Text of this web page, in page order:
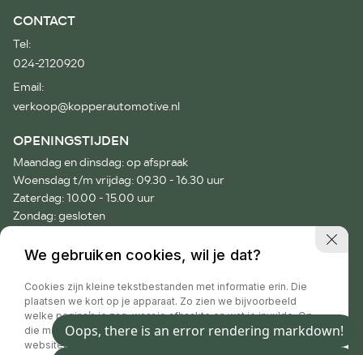
CONTACT
Tel:
024-2120920
Email:
verkoop@kopperautomotive.nl
OPENINGSTIJDEN
Maandag en dinsdag: op afspraak
Woensdag t/m vrijdag: 09.30 - 16.30 uur
Zaterdag: 10.00 - 15.00 uur
Zondag: gesloten
Voor afspraken buiten onze openingstijden verzoeken wij je
Privacy policy
We gebruiken cookies, wil je dat?
Cookies zijn kleine tekstbestanden met informatie erin. Die
plaatsen we kort op je apparaat. Zo zien we bijvoorbeeld
welke pagina’s je zag, waar je afhaakte en wat je invulde. Op
die manier hebben wij informatie waar we jouw
websitebezoek beter mee maken. Handig toch? Natuurlijk